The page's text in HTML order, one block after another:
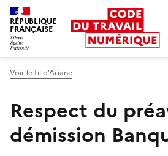
RÉPUBLIQUE
FRANÇAISE
Voir le fil d’Ariane
Respect du
démission